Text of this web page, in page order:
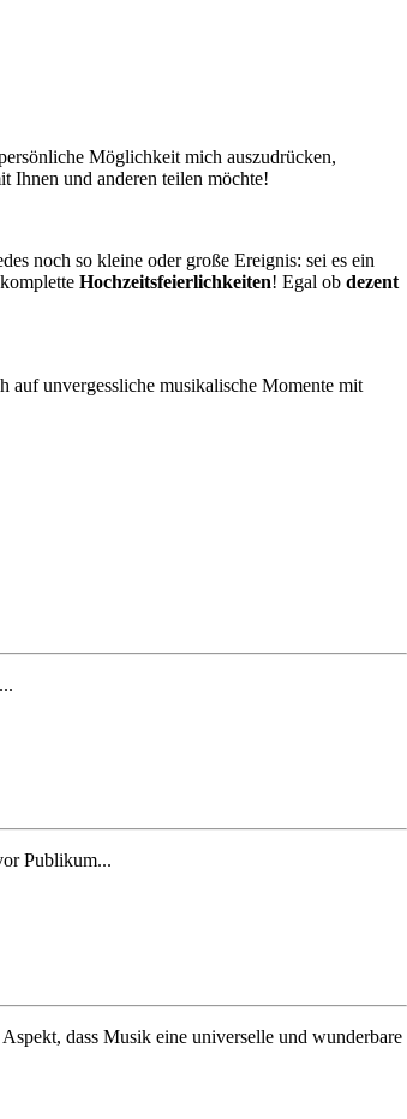
Möglichkeit mich auszudrücken,
Ihnen und anderen teilen möchte!
noch so kleine oder große Ereignis: sei es ein
Hochzeitsfeierlichkeiten! Egal ob dezent
auf unvergessliche musikalische Momente mit
Publikum...
dass Musik eine universelle und wunderbare